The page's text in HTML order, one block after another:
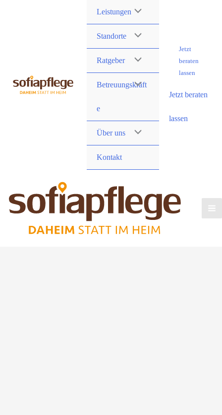
Leistungen
Standorte
Ratgeber
Betreuungskräft
e
Über uns
Kontakt
Jetzt
beraten
lassen
Jetzt beraten
lassen